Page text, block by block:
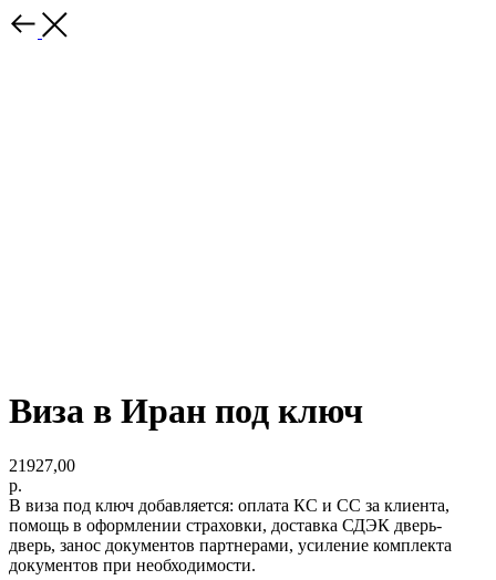
Виза в Иран под ключ
21927,00
р.
В виза под ключ добавляется: оплата КС и СС за клиента,
помощь в оформлении страховки, доставка СДЭК дверь-
дверь, занос документов партнерами, усиление комплекта
документов при необходимости.